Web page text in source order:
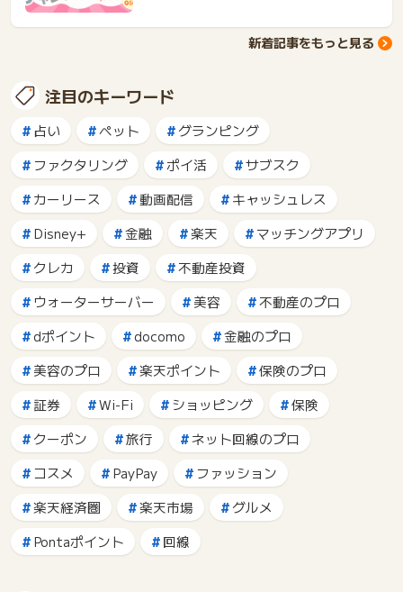
新着記事をもっと見る
注目のキーワード
占い ペット
グランピング
ファクタリング
ポイ活
サブスク
カーリース
動画配信
キャッシュレス
Disney+
金融 楽天
マッチングアプリ
クレカ
投資
不動産投資
ウォーターサーバー
美容
不動産のプロ
dポイント
docomo
金融のプロ
美容のプロ
楽天ポイント
保険のプロ
証券
Wi-Fi ショッピング
保険
クーポン
旅行
ネット回線のプロ
コスメ
PayPay
ファッション
楽天経済圏
楽天市場
グルメ
Pontaポイント
回線